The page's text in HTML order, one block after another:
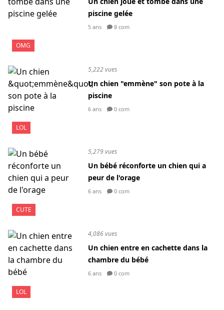
OMG
piscine gelée
5 ans 8 com
LOL
5,222 vues
Un chien "emmène" son pote à la
piscine
6 ans 0 com
CUTE
5,279 vues
Un bébé réconforte un chien qui a
peur de l'orage
6 ans 0 com
LOL
4,086 vues
Un chien entre en cachette dans la
chambre du bébé
6 ans 0 com